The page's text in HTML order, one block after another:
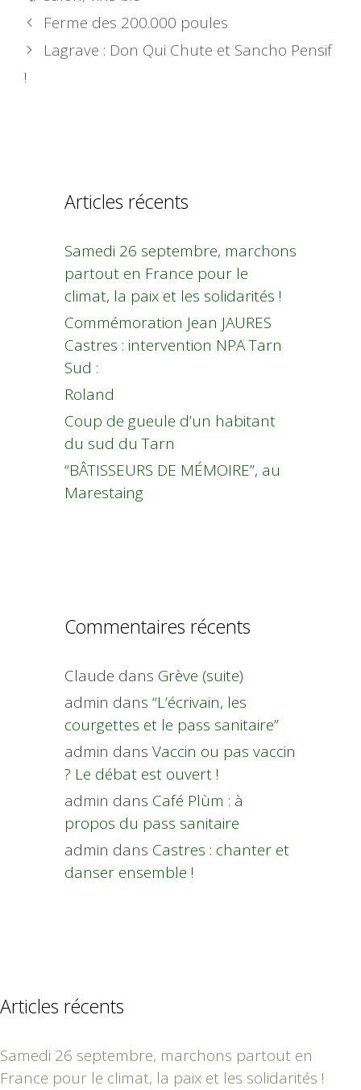
Ferme des 200.000 poules
Lagrave : Don Qui Chute et Sancho Pensif
!
Articles récents
Samedi 26 septembre, marchons
partout en France pour le
climat, la paix et les solidarités !
Commémoration Jean JAURES
Castres : intervention NPA Tarn
Sud :
Roland
Coup de gueule d’un habitant
du sud du Tarn
“BÂTISSEURS DE MÉMOIRE”, au
Marestaing
Commentaires récents
Claude dans Grève (suite)
admin dans “L’écrivain, les
courgettes et le pass sanitaire”
admin dans Vaccin ou pas vaccin
? Le débat est ouvert !
admin dans Café Plùm : à
propos du pass sanitaire
admin dans Castres : chanter et
danser ensemble !
Articles récents
Samedi 26 septembre, marchons partout en
France pour le climat, la paix et les solidarités !